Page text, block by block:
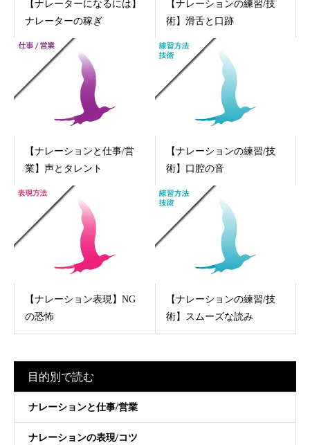
【ナレーターになるには】
ナレーターの稼ぎ
【ナレーションの練習/技
術】滑舌と口跡
【ナレーションと仕事/営
業】声とタレント
【ナレーションの練習/技
術】口腔の音
【ナレーション表現】NG
の恐怖
【ナレーションの練習/技
術】スムーズな読み
目的別で読む
ナレーションと仕事/営業
ナレーションの表現/コツ